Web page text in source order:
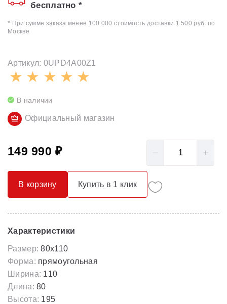
бесплатно *
* При сумме заказа менее 100 000 стоимость доставки 1 500 руб. по
Москве
Артикул: 0UPD4A00Z1
В наличии
Официальный магазин
149 990 ₽
В корзину Купить в 1 клик
Характеристики
Размер: 80x110
Форма: прямоугольная
Ширина: 110
Длина: 80
Высота: 195